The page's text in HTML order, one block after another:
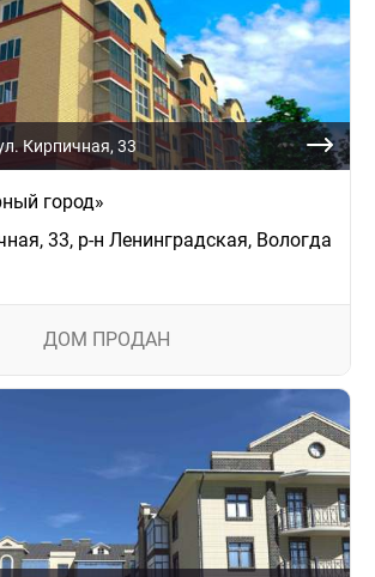
Кирпичная, 33
город»
33, р-н Ленинградская, Вологда
ДОМ ПРОДАН